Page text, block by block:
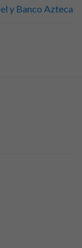
y Banco Azteca